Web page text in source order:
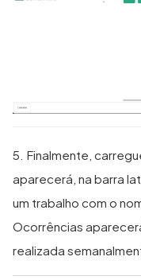
5. Finalmente,
aparecerá, na barra
um trabalho com o
Ocorrências
realizada